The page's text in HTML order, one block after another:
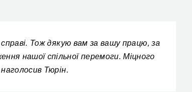
справі. Тож дякую вам за вашу працю, за
нашої спільної перемоги. Міцного
наголосив Тюрін.